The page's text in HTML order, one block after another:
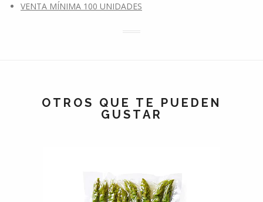
VENTA MÍNIMA 100 UNIDADES
OTROS QUE TE PUEDEN
GUSTAR